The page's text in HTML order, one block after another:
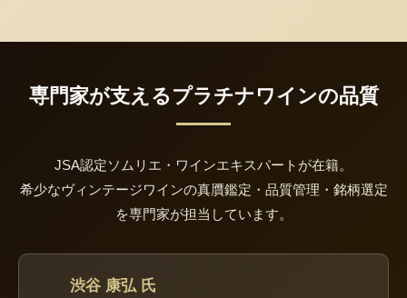
専門家が支えるプラチナワインの品質
JSA認定ソムリエ・ワインエキスパートが在籍。
希少なヴィンテージワインの真贋鑑定・品質管理・銘柄選定
を専門家が担当しています。
渋谷 康弘 氏